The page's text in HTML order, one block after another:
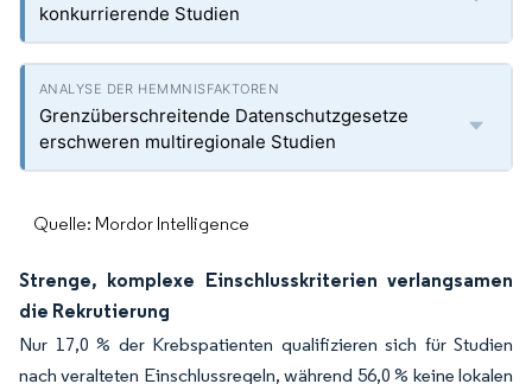
konkurrierende Studien
Grenzüberschreitende Datenschutzgesetze
erschweren multiregionale Studien
Quelle: Mordor Intelligence
Strenge, komplexe Einschlusskriterien verlangsamen
die Rekrutierung
Nur 17,0 % der Krebspatienten qualifizieren sich für Studien
nach veralteten Einschlussregeln, während 56,0 % keine lokalen